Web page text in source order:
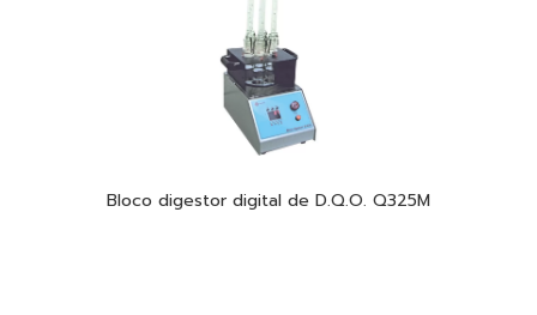
Bloco digestor digital de D.Q.O. Q325M